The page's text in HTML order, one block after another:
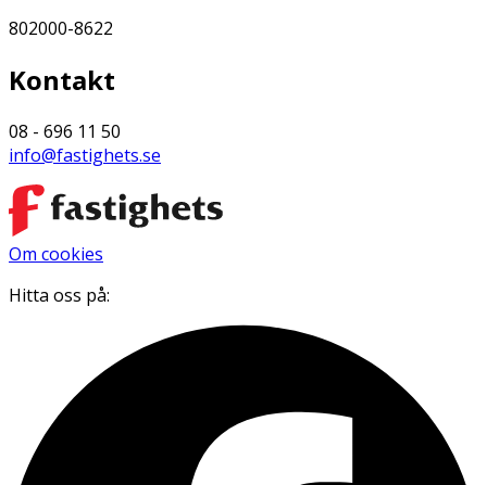
802000-8622
Kontakt
08 - 696 11 50
info@fastighets.se
Om cookies
Hitta oss på: